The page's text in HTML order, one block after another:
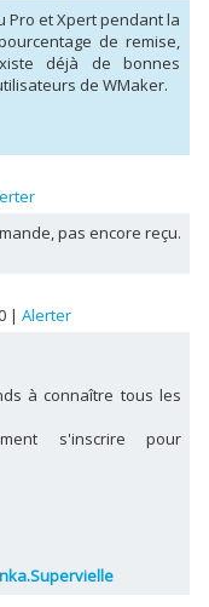
Pro et Xpert pendant la
de remise,
déjà de bonnes
de WMaker.
pas encore reçu.
| Alerter
à connaître tous les
s'inscrire pour